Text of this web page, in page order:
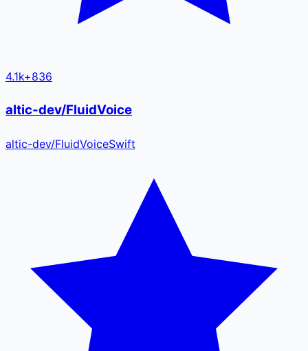
4.1k+836
altic-dev/FluidVoice
altic-dev/FluidVoiceSwift